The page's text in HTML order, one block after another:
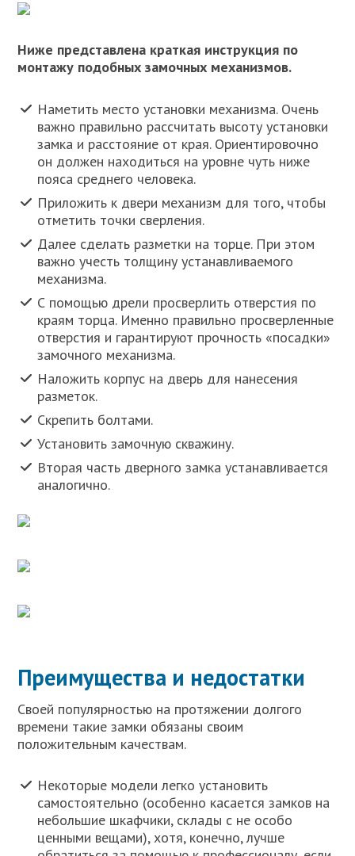
Ниже представлена краткая инструкция по
монтажу подобных замочных механизмов.
Наметить место установки механизма. Очень
важно правильно рассчитать высоту установки
замка и расстояние от края. Ориентировочно
он должен находиться на уровне чуть ниже
пояса среднего человека.
Приложить к двери механизм для того, чтобы
отметить точки сверления.
Далее сделать разметки на торце. При этом
важно учесть толщину устанавливаемого
механизма.
С помощью дрели просверлить отверстия по
краям торца. Именно правильно просверленные
отверстия и гарантируют прочность «посадки»
замочного механизма.
Наложить корпус на дверь для нанесения
разметок.
Скрепить болтами.
Установить замочную скважину.
Вторая часть дверного замка устанавливается
аналогично.
Преимущества и недостатки
Своей популярностью на протяжении долгого
времени такие замки обязаны своим
положительным качествам.
Некоторые модели легко установить
самостоятельно (особенно касается замков на
небольшие шкафчики, склады с не особо
ценными вещами), хотя, конечно, лучше